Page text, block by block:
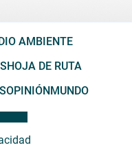
AMBIENTE
HOJA DE RUTA
OPINIÓN MUNDO